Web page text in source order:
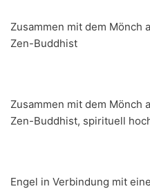
Zusammen mit dem Mönch
Zen-Buddhist
Zusammen mit dem Mönch
Zen-Buddhist, spirituell
Engel in Verbindung mit